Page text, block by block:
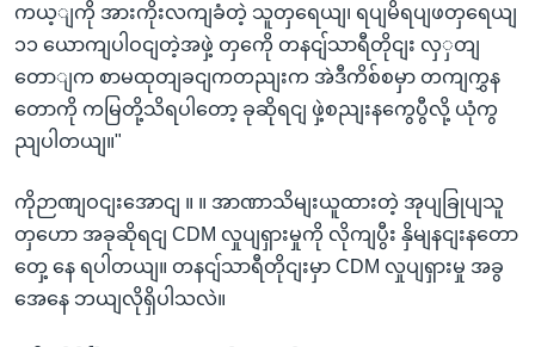
ကယ့ျကို အားကိုးလကျခံတဲ့ သူတှရေယျ၊ ရပျမိရပျဖတှရေယျ
၁၁ ယောကျပါဝငျတဲ့အဖှဲ့ တှကေို တနငျ်သာရီတိုငျး လှှတျ
တောျက စာမထုတျခငျကတညျးက အဲဒီကိစ်စမှာ တကျကွှန
တောကို ကမြတို့သိရပါတော့ ခုဆိုရငျ ဖှဲ့စညျးနကွေပွီလို့ ယုံကွ
ညျပါတယျ။"
ကိုဉာဏျဝငျးအောငျ ။ ။ အာဏာသိမျးယူထားတဲ့ အုပျခြုပျသူ
တှဟော အခုဆိုရငျ CDM လှုပျရှားမှုကို လိုကျပွီး နှိမျနငျးနတော
တှေ့ နေ ရပါတယျ။ တနငျ်သာရီတိုငျးမှာ CDM လှုပျရှားမှု အခွ
အေနေ ဘယျလိုရှိပါသလဲ။